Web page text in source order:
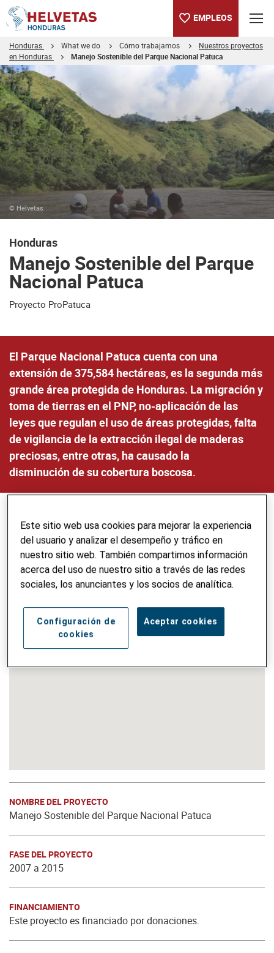
EMPLEOS
Honduras What we do Cómo trabajamos
Nuestros proyectos
en Honduras
Manejo Sostenible del Parque Nacional Patuca
Tabla de contenido
Manejo Sostenible del Parque Nacional Patuca
© Helvetas
Honduras
Manejo Sostenible del Parque
Nacional Patuca
Proyecto ProPatuca
El Parque Nacional Patuca cuenta con una
extensión de 375,584 hectáreas, es la segunda más
grande área protegida de Honduras. La migración y
toma de tierras en el PNP, no-aplicación de las
leyes que regulan el uso de áreas protegidas, falta
de vigilancia de la extracción ilegal de maderas
preciosas, entre otras, ha causado la
disminución de su cobertura boscosa.
NOMBRE DEL PROYECTO
Manejo Sostenible del Parque Nacional Patuca
FASE DEL PROYECTO
2007 a 2015
FINANCIAMIENTO
Este proyecto es financiado por donaciones.
Este sitio web usa cookies para mejorar la experiencia
del usuario y analizar el desempeño y tráfico en
nuestro sitio web. También compartimos información
acerca del uso de nuestro sitio a través de las redes
sociales, los anunciantes y los socios de analítica.
Aceptar cookies
Configuración de
cookies